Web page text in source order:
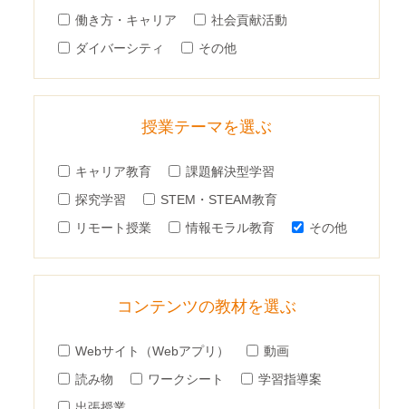
働き方・キャリア
社会貢献活動
ダイバーシティ
その他
授業テーマを選ぶ
キャリア教育
課題解決型学習
探究学習
STEM・STEAM教育
リモート授業
情報モラル教育 その他
コンテンツの教材を選ぶ
Webサイト（Webアプリ）
動画
読み物
ワークシート
学習指導案